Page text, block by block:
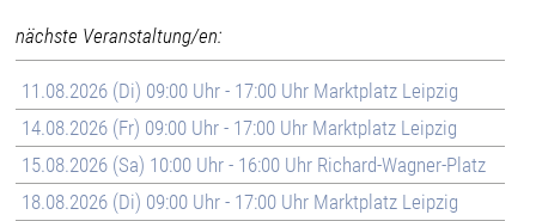
nächste Veranstaltung/en:
11.08.2026 (Di) 09:00 Uhr - 17:00 Uhr Marktplatz Leipzig
14.08.2026 (Fr) 09:00 Uhr - 17:00 Uhr Marktplatz Leipzig
15.08.2026 (Sa) 10:00 Uhr - 16:00 Uhr Richard-Wagner-Platz
18.08.2026 (Di) 09:00 Uhr - 17:00 Uhr Marktplatz Leipzig